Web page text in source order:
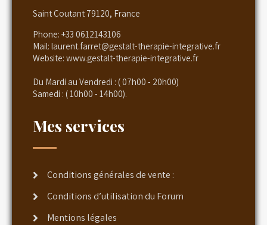
Saint Coutant 79120, France
Phone: +33 0612143106
Mail: laurent.farret@gestalt-therapie-integrative.fr
Website: www.gestalt-therapie-integrative.fr
Du Mardi au Vendredi : ( 07h00 - 20h00)
Samedi : ( 10h00 - 14h00).
Mes services
Conditions générales de vente :
Conditions d’utilisation du Forum
Mentions légales